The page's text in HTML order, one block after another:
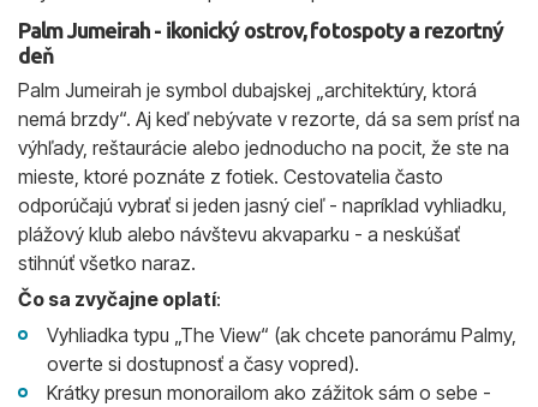
Palm Jumeirah - ikonický ostrov, fotospoty a rezortný
deň
Palm Jumeirah je symbol dubajskej „architektúry, ktorá
nemá brzdy“. Aj keď nebývate v rezorte, dá sa sem prísť na
výhľady, reštaurácie alebo jednoducho na pocit, že ste na
mieste, ktoré poznáte z fotiek. Cestovatelia často
odporúčajú vybrať si jeden jasný cieľ - napríklad vyhliadku,
plážový klub alebo návštevu akvaparku - a neskúšať
stihnúť všetko naraz.
Čo sa zvyčajne oplatí:
Vyhliadka typu „The View“ (ak chcete panorámu Palmy,
overte si dostupnosť a časy vopred).
Krátky presun monorailom ako zážitok sám o sebe -